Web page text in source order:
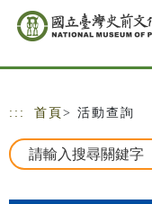
跳到主要內容
網站導覽
::: 首頁 > 活動查詢